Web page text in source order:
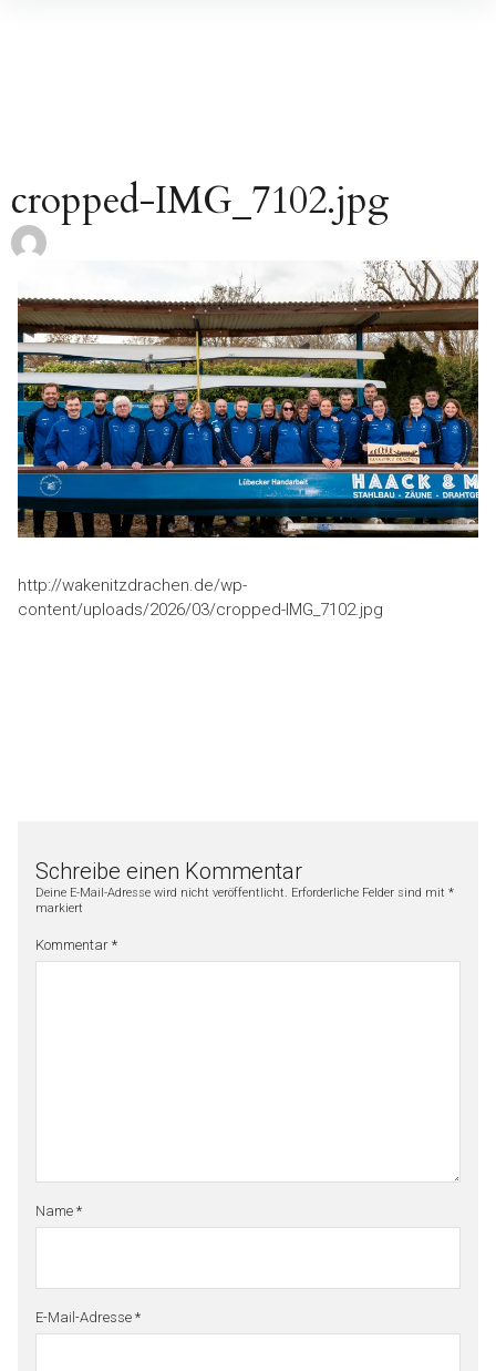
cropped-IMG_7102.jpg
http://wakenitzdrachen.de/wp-
content/uploads/2026/03/cropped-IMG_7102.jpg
Schreibe einen Kommentar
Deine E-Mail-Adresse wird nicht veröffentlicht. Erforderliche Felder sind mit *
markiert
Kommentar *
Name *
E-Mail-Adresse *